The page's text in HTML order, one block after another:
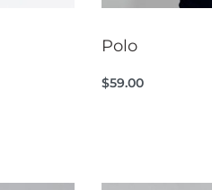
Polo
$59.00